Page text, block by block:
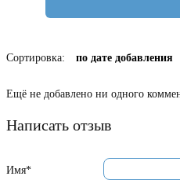
Сортировка: по дате добавления
Ещё не добавлено ни одного
Написать отзыв
Имя*